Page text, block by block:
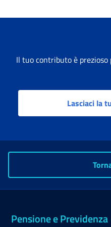
Il tuo contributo è
Lasciaci la
Pensione e Previdenza